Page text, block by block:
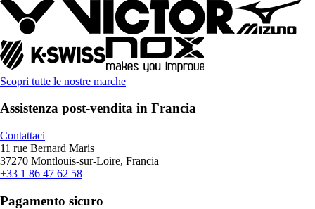
Scopri tutte le nostre marche
Assistenza post-vendita in Francia
Contattaci
11 rue Bernard Maris
37270 Montlouis-sur-Loire, Francia
+33 1 86 47 62 58
Pagamento sicuro